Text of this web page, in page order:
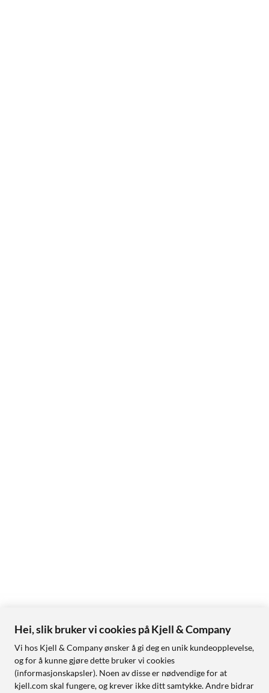
Hei, slik bruker vi cookies på Kjell & Company
Vi hos Kjell & Company ønsker å gi deg en unik kundeopplevelse,
og for å kunne gjøre dette bruker vi cookies
(informasjonskapsler). Noen av disse er nødvendige for at
kjell.com skal fungere, og krever ikke ditt samtykke. Andre bidrar